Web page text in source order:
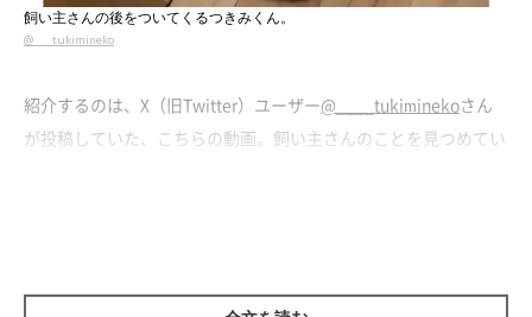
飼い主さんの後をついてくるつきみくん。
@____tukimineko
紹介するのは、X（旧Twitter）ユーザー@____tukiminekoさん
が投稿していた、こちらの動画。飼い主さんのことを見つめてい
胸キュンな姿を見せてくれたそうです。